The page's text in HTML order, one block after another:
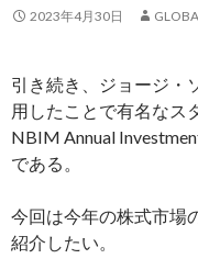
2023年4月30日
引き続き、ジョージ・
用したことで有名なス
NBIM Annual
である。
今回は今年の株式市場
紹介したい。